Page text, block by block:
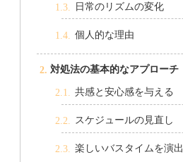
日常のリズムの変化
個人的な理由
対処法の基本的なアプローチ
共感と安心感を与える
スケジュールの見直し
楽しいバスタイムを演出